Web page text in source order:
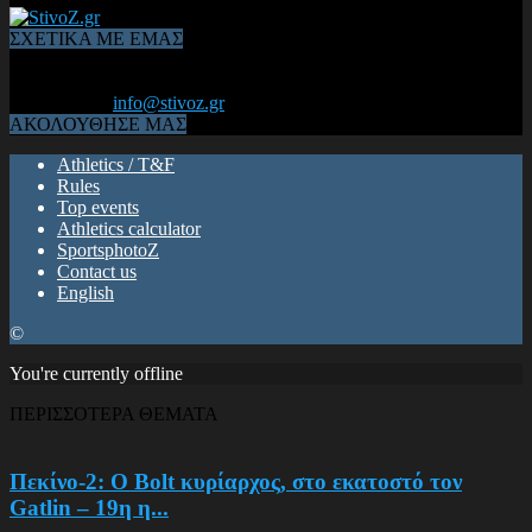
ΣΧΕΤΙΚΑ ΜΕ ΕΜΑΣ
info@stivoz.gr
ΑΚΟΛΟΥΘΗΣΕ ΜΑΣ
Athletics / T&F
Rules
Top events
Athletics calculator
SportsphotoZ
Contact us
English
©
You're currently offline
ΠΕΡΙΣΣΟΤΕΡΑ ΘΕΜΑΤΑ
Πεκίνο-2: Ο Bolt κυρίαρχος, στο εκατοστό τον
Gatlin – 19η η...